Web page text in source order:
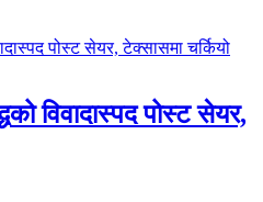
विवादास्पद पोस्ट सेयर,